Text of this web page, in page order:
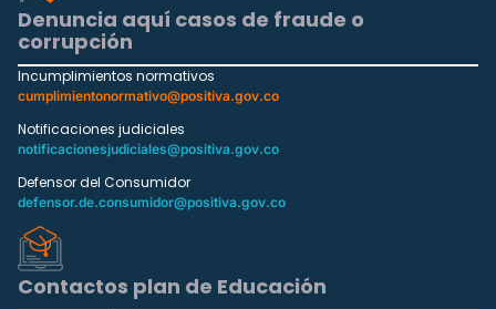
Denuncia aquí casos de fraude o
corrupción
Incumplimientos normativos
cumplimientonormativo@positiva.gov.co
Notificaciones judiciales
notificacionesjudiciales@positiva.gov.co
Defensor del Consumidor
defensor.de.consumidor@positiva.gov.co
Contactos plan de Educación